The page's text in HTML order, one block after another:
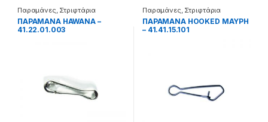
Παραμάνες, Στριφτάρια
ΠΑΡΑΜΑΝΑ HAWANA –
41.22.01.003
Παραμάνες, Στριφτάρια
ΠΑΡΑΜΑΝΑ HOOKED ΜΑΥΡΗ
– 41.41.15.101